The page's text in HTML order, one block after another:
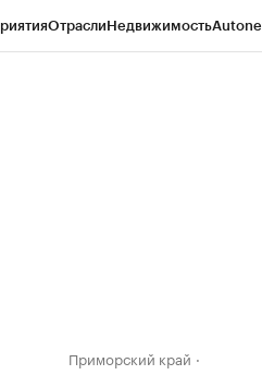
ОтраслиНедвижимость
Приморский край